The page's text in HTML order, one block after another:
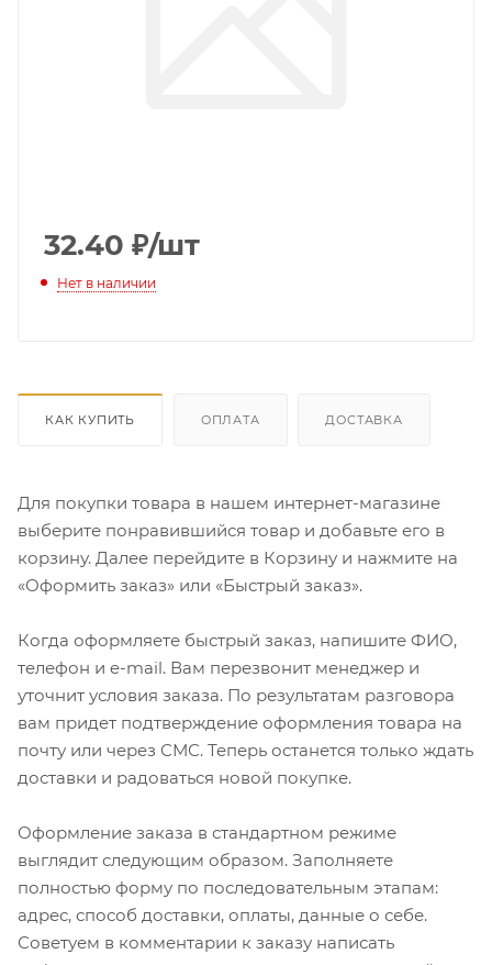
32.40 ₽/шт
Нет в наличии
КАК КУПИТЬ ОПЛАТА ДОСТАВКА
Для покупки товара в нашем интернет-магазине
выберите понравившийся товар и добавьте его в
корзину. Далее перейдите в Корзину и нажмите на
«Оформить заказ» или «Быстрый заказ».
Когда оформляете быстрый заказ, напишите ФИО,
телефон и e-mail. Вам перезвонит менеджер и
уточнит условия заказа. По результатам разговора
вам придет подтверждение оформления товара на
почту или через СМС. Теперь останется только ждать
доставки и радоваться новой покупке.
Оформление заказа в стандартном режиме
выглядит следующим образом. Заполняете
полностью форму по последовательным этапам:
адрес, способ доставки, оплаты, данные о себе.
Советуем в комментарии к заказу написать